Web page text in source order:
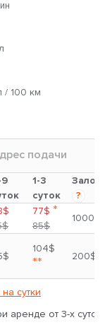
/ 100 км
подачи
1-3
суток
Залог
?
77$ *
85$
1000$
104$
** 200$
сутки
аренде от 3-х суток